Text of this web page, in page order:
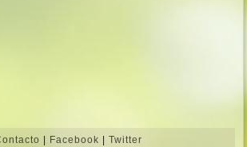
| Facebook | Twitter